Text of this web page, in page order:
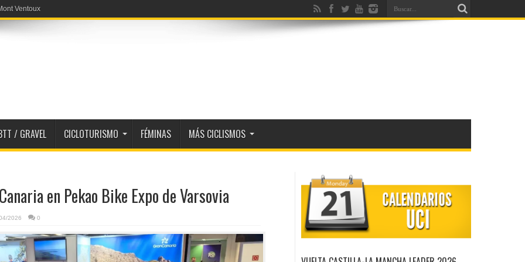
Ventoux
52054 metros
/ GRAVEL CICLOTURISMO FÉMINAS MÁS CICLISMOS
en Pekao Bike Expo de Varsovia
2026 0